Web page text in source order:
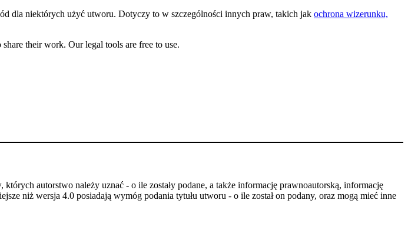
dla niektórych użyć utworu. Dotyczy to w szczególności innych praw, takich jak ochrona wizerunku,
their work. Our legal tools are free to use.
autorstwo należy uznać - o ile zostały podane, a także informację prawnoautorską, informację
niż wersja 4.0 posiadają wymóg podania tytułu utworu - o ile został on podany, oraz mogą mieć inne